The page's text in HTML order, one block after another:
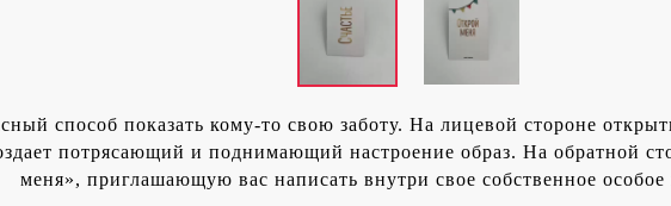
способ показать кому-то свою заботу. На лицевой стороне
потрясающий и поднимающий настроение образ. На обратной
меня», приглашающую вас написать внутри свое собственное особое